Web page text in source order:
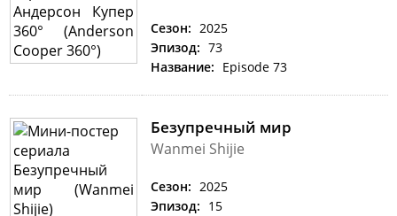
Сезон: 2025
Эпизод: 73
Название: Episode 73
Безупречный мир
Wanmei Shijie
Сезон: 2025
Эпизод: 15